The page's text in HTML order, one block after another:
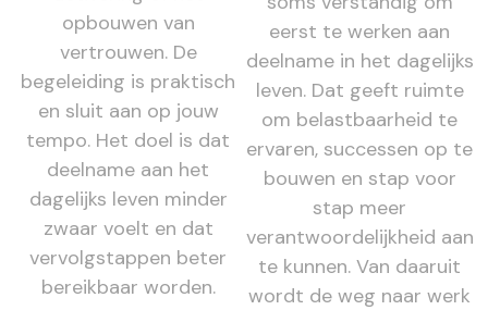
opbouwen van
vertrouwen. De
begeleiding is praktisch
en sluit aan op jouw
tempo. Het doel is dat
deelname aan het
dagelijks leven minder
zwaar voelt en dat
vervolgstappen beter
bereikbaar worden.
eerst te werken aan
deelname in het dagelijks
leven. Dat geeft ruimte
om belastbaarheid te
ervaren, successen op te
bouwen en stap voor
stap meer
verantwoordelijkheid aan
te kunnen. Van daaruit
wordt de weg naar werk